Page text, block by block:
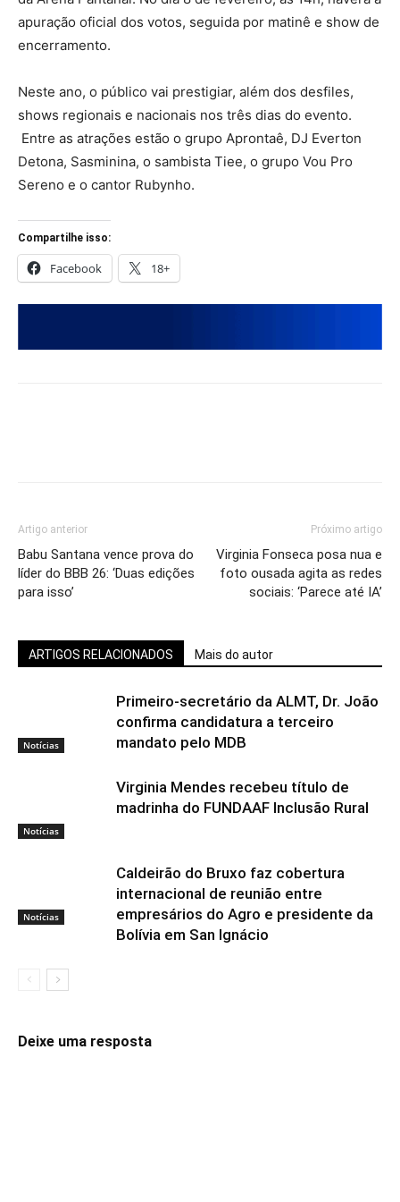
apuração oficial dos votos, seguida por matinê e show de
encerramento.
Neste ano, o público vai prestigiar, além dos desfiles,
shows regionais e nacionais nos três dias do evento.
Entre as atrações estão o grupo Aprontaê, DJ Everton
Detona, Sasminina, o sambista Tiee, o grupo Vou Pro
Sereno e o cantor Rubynho.
Compartilhe isso:
Facebook 18+
Artigo anterior
Babu Santana vence prova do
líder do BBB 26: ‘Duas edições
para isso’
Próximo artigo
Virginia Fonseca posa nua e
foto ousada agita as redes
sociais: ‘Parece até IA’
ARTIGOS RELACIONADOS Mais do autor
Notícias
Primeiro-secretário da ALMT, Dr. João
confirma candidatura a terceiro
mandato pelo MDB
Notícias
Virginia Mendes recebeu título de
madrinha do FUNDAAF Inclusão Rural
Notícias
Caldeirão do Bruxo faz cobertura
internacional de reunião entre
empresários do Agro e presidente da
Bolívia em San Ignácio
Deixe uma resposta